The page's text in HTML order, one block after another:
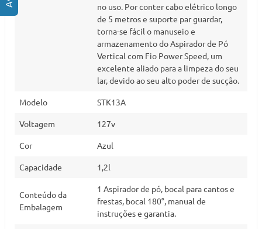
no uso. Por conter cabo elétrico longo
de 5 metros e suporte par guardar,
torna-se fácil o manuseio e
armazenamento do Aspirador de Pó
Vertical com Fio Power Speed, um
excelente aliado para a limpeza do seu
lar, devido ao seu alto poder de sucção.
Modelo STK13A
Voltagem 127v
Cor Azul
Capacidade 1,2l
Conteúdo da
Embalagem
1 Aspirador de pó, bocal para cantos e
frestas, bocal 180°, manual de
instruções e garantia.